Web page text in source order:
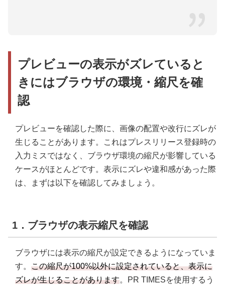
プレビューの表示がズレていると
きにはブラウザの環境・縮尺を確
認
プレビューを確認した際に、画像の配置や改行にズレが
生じることがあります。これはプレスリリース登録時の
入力ミスではなく、ブラウザ環境の縮尺が影響している
ケースがほとんどです。表示にズレや違和感があった際
は、まずは以下を確認してみましょう。
1．ブラウザの表示縮尺を確認
ブラウザには表示の縮尺が設定できるようになっていま
す。 この縮尺が100%以外に設定されていると、表示に
ズレが生じることがあります。PR TIMESを使用するう